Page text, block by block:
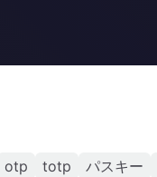
otp totp パスキー